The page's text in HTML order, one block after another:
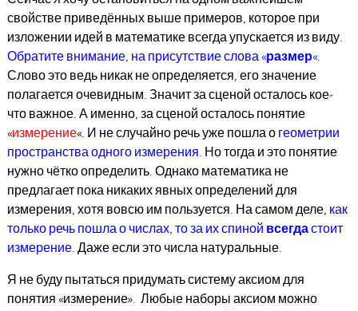
свойстве приведённых выше примеров, которое при
изложении идей в математике всегда упускается из виду.
Обратите внимание, на присутствие слова «размер«.
Слово это ведь никак не определяется, его значение
полагается очевидным. Значит за сценой осталось кое-
что важное. А именно, за сценой осталось понятие
«измерение«. И не случайно речь уже пошла о геометрии
пространства одного измерения . Но тогда и это понятие
нужно чётко определить. Однако математика не
предлагает пока никаких явных определений для
измерения, хотя вовсю им пользуется. На самом деле, как
только речь пошла о числах, то за их спиной всегдастоит
измерение. Даже если это числа натуральные.
Я не буду пытаться придумать систему аксиом для
понятия «измерение». Любые наборы аксиом можно